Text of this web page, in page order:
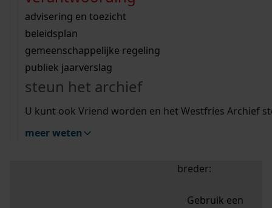
bouwvergunningen
omgevingsvergunningen
vergunningen
beeld en geluid
uitleg nodig?
Wij helpen u op weg met een aantal zoektips.
bekijk alle zoektips
Wij helpen u op weg met een aantal zoektips.
bekijk alle zoektips
bekijk ons geschiedenislokaal
advisering en toezicht
beleidsplan
gemeenschappelijke regeling
publiek jaarverslag
steun het archief
U kunt ook Vriend worden en het Westfries Archief
meer weten
zoektips
Mijn Studiezaal (inloggen)
uw zoekopdracht te
breder:
Gebruik een